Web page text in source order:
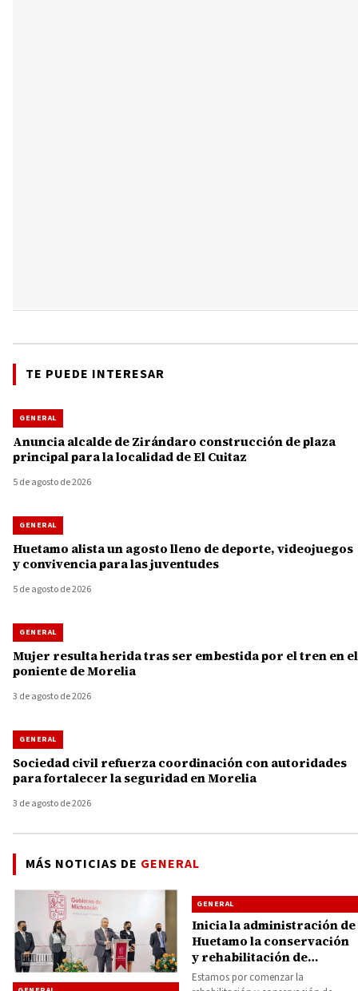
TE PUEDE INTERESAR
GENERAL
Anuncia alcalde de Zirándaro construcción de plaza
principal para la localidad de El Cuitaz
5 de agosto de 2026
GENERAL
Huetamo alista un agosto lleno de deporte, videojuegos
y convivencia para las juventudes
5 de agosto de 2026
GENERAL
Mujer resulta herida tras ser embestida por el tren en el
poniente de Morelia
3 de agosto de 2026
GENERAL
Sociedad civil refuerza coordinación con autoridades
para fortalecer la seguridad en Morelia
3 de agosto de 2026
MÁS NOTICIAS DE GENERAL
GENERAL
Inicia la administración de
Huetamo la conservación
y rehabilitación de
caminos y calles
Estamos por comenzar la